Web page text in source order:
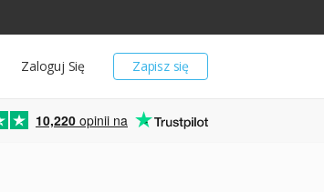
Zapisz się
Zaloguj Się
10,220 opinii na